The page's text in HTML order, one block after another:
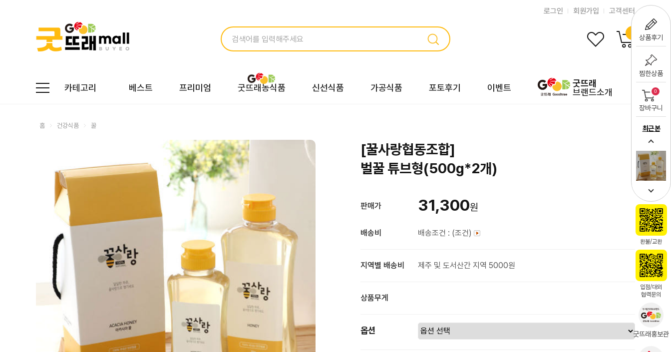
상품후기
찜한상품
0
장바구니
최근 본
환불/교환
입점/대외
협력문의
굿뜨래홍보관
로그인 회원가입 고객센터
카테고리 베스트 프리미엄 굿뜨래농식품 신선식품 가공식품 포토후기 이벤트
굿뜨래
브랜드소개
홈 건강식품 꿀
[꿀사랑협동조합]
벌꿀 튜브형(500g*2개)
판매가 31,300원
배송비 배송조건 : (조건)
지역별 배송비 제주 및 도서산간 지역 5000원
상품무게
옵션